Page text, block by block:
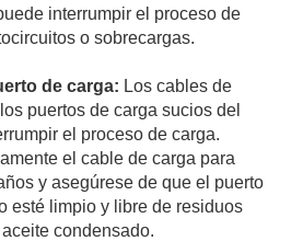
interrumpir el proceso de
o sobrecargas.
de carga: Los cables de
puertos de carga sucios del
el proceso de carga.
el cable de carga para
y asegúrese de que el puerto
esté limpio y libre de residuos
condensado.